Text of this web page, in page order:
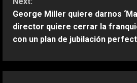
i
n
u
George Miller quiere darnos
director quiere cerrar la
con un plan de jubilación